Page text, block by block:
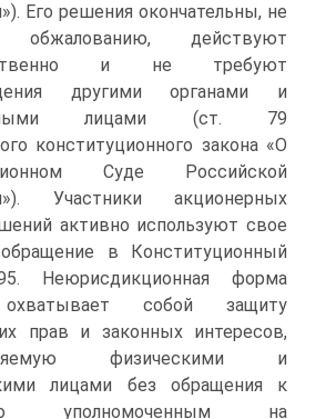
Его решения окончательны, не
обжалованию, действуют
и не требуют
другими органами и
лицами (ст. 79
конституционного закона «О
Суде Российской
Участники акционерных
активно используют свое
в Конституционный
Неюрисдикционная форма
собой защиту
прав и законных интересов,
физическими и
лицами без обращения к
уполномоченным на